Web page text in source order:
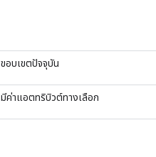
ขอบเขตปัจจุบัน
มีค่าแอตทริบิวต์ทางเลือก